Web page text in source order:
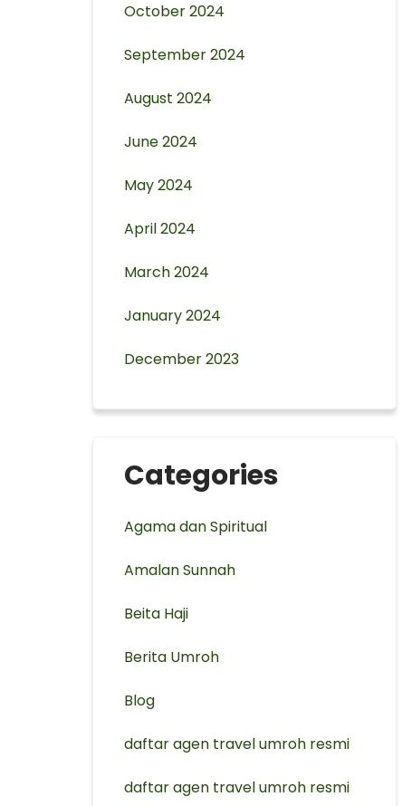
October 2024
September 2024
August 2024
June 2024
May 2024
April 2024
March 2024
January 2024
December 2023
Categories
Agama dan Spiritual
Amalan Sunnah
Beita Haji
Berita Umroh
Blog
daftar agen travel umroh resmi
⁠daftar agen travel umroh resmi